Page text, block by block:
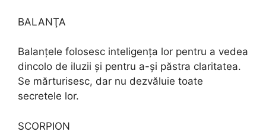
BALANŢA
Balanțele folosesc inteligența lor pentru a vedea
dincolo de iluzii și pentru a-și păstra claritatea.
Se mărturisesc, dar nu dezvăluie toate
secretele lor.
SCORPION